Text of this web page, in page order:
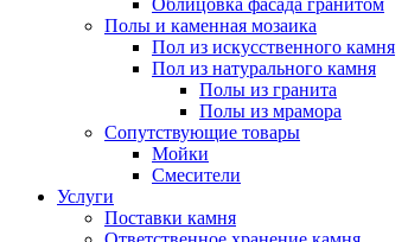
Облицовка фасада гранитом
Полы и каменная мозаика
Пол из искусственного камня
Пол из натурального камня
Полы из гранита
Полы из мрамора
Сопутствующие товары
Мойки
Смесители
Услуги
Поставки камня